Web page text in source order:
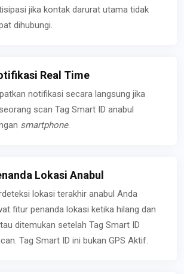
jika kontak darurat utama tidak
dihubungi.
Real Time
notifikasi secara langsung jika
scan Tag Smart ID anabul
smartphone.
Lokasi Anabul
lokasi terakhir anabul Anda
fitur penanda lokasi ketika hilang dan
ditemukan setelah Tag Smart ID
Tag Smart ID ini bukan GPS Aktif.